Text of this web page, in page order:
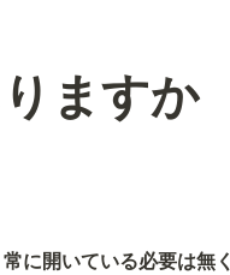
ますか
常に開いている必要は無く